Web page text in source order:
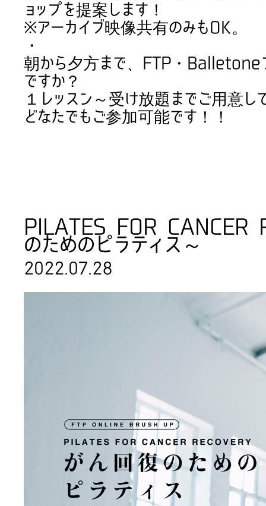
ョップを提案します！
※アーカイブ映像共有のみもOK。
・
朝から夕方まで、FTP・Balletone
ですか？
１レッスン～受け放題までご用意し
どなたでもご参加可能です！！
PILATES FOR CANCER
のためのピラティス～
2022.07.28